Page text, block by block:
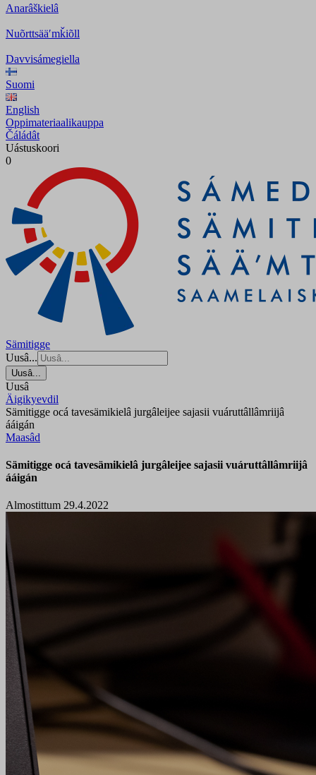
Anarâškielâ
Nuõrttsääʹmǩiõll
Davvisámegiella
Suomi
English
Oppimateriaalikauppa
Čáládât
Uástuskoori
0
Sämitigge
Uusâ...
Uusâ...
Uusâ
Äigikyevdil
Sämitigge ocá tavesämikielâ jurgâleijee sajasii vuáruttâllâmriijâ
ááigán
Maasâd
Sämitigge ocá tavesämikielâ jurgâleijee sajasii vuáruttâllâmriijâ
ááigán
Almostittum 29.4.2022